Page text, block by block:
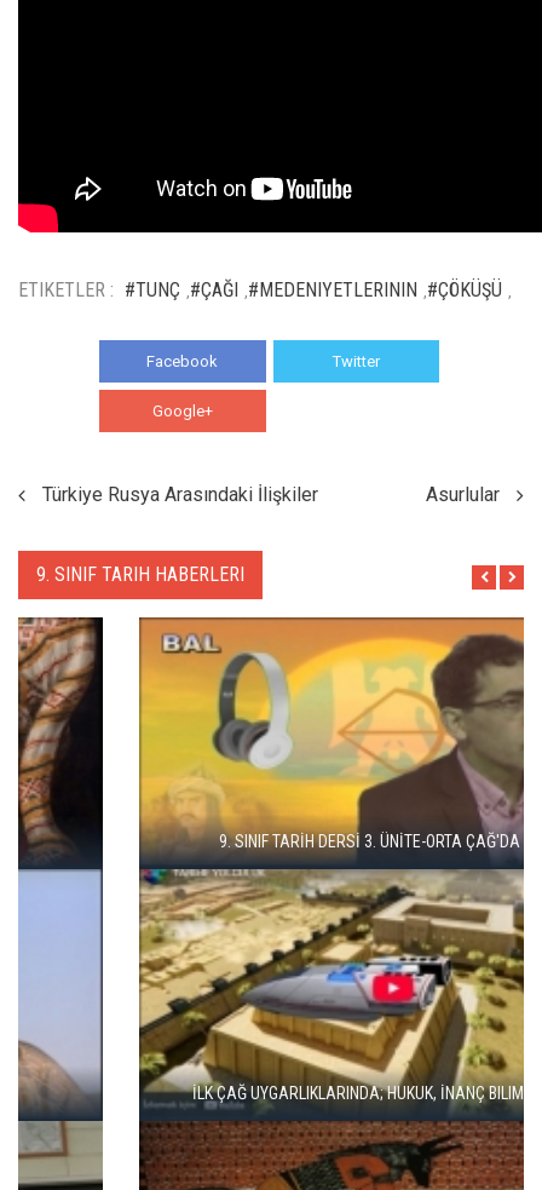
ETIKETLER : #TUNÇ ,#ÇAĞI ,#MEDENIYETLERININ ,#ÇÖKÜŞÜ ,
Facebook Twitter
Google+
Türkiye Rusya Arasındaki İlişkiler Asurlular
9. SINIF TARIH HABERLERI
9. SINIF TARİH DERSİ 3. ÜNİTE-ORTA ÇAĞ'DA DÜNYA
İLK ÇAĞ UYGARLIKLARINDA; HUKUK, İNANÇ BILIM VE SANAT